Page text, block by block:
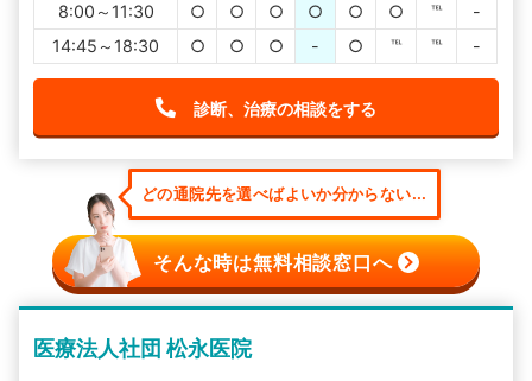
8:00～11:30
○ ○ ○ ○ ○ ○ ℡
-
14:45～18:30
○ ○ ○ - ○ ℡ ℡ -
診断、治療の相談をする
どの通院先を選べばよいか分からない...
そんな時は無料相談窓口へ
医療法人社団 松永医院